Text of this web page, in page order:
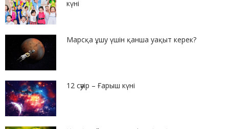
күні
Марсқа ұшу үшін қанша уақыт керек?
12 сәуір – Ғарыш күні